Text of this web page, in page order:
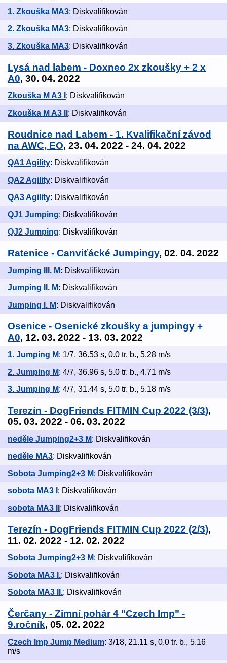
1. Zkouška MA3: Diskvalifikován
2. Zkouška MA3: Diskvalifikován
3. Zkouška MA3: Diskvalifikován
Lysá nad labem - Doxneo 2x zkoušky + 2 x
A0, 30. 04. 2022
Zkouška M A3 I : Diskvalifikován
Zkouška M A3 II : Diskvalifikován
Roudnice nad Labem - 1. Kvalifikační závod
na AWC, EO, 23. 04. 2022 - 24. 04. 2022
QA1 Agility: Diskvalifikován
QA2 Agility: Diskvalifikován
QA3 Agility: Diskvalifikován
QJ1 Jumping: Diskvalifikován
QJ2 Jumping: Diskvalifikován
Ratenice - Canviťácké Jumpingy, 02. 04. 2022
Jumping III. M: Diskvalifikován
Jumping II. M: Diskvalifikován
Jumping I. M: Diskvalifikován
Osenice - Osenické zkoušky a jumpingy +
A0, 12. 03. 2022 - 13. 03. 2022
1. Jumping M: 1/7, 36.53 s, 0.0 tr. b., 5.28 m/s
2. Jumping M: 4/7, 36.96 s, 5.0 tr. b., 4.71 m/s
3. Jumping M: 4/7, 31.44 s, 5.0 tr. b., 5.18 m/s
Terezín - DogFriends FITMIN Cup 2022 (3/3),
05. 03. 2022 - 06. 03. 2022
neděle Jumping2+3 M: Diskvalifikován
neděle MA3: Diskvalifikován
Sobota Jumping2+3 M: Diskvalifikován
sobota MA3 I : Diskvalifikován
sobota MA3 II : Diskvalifikován
Terezín - DogFriends FITMIN Cup 2022 (2/3),
11. 02. 2022 - 12. 02. 2022
Sobota Jumping2+3 M: Diskvalifikován
Sobota MA3 I.: Diskvalifikován
Sobota MA3 II.: Diskvalifikován
Čerčany - Zimní pohár 4 "Czech Imp" -
9.ročník, 05. 02. 2022
Czech Imp Jump Medium: 3/18, 21.11 s, 0.0 tr. b., 5.16
m/s